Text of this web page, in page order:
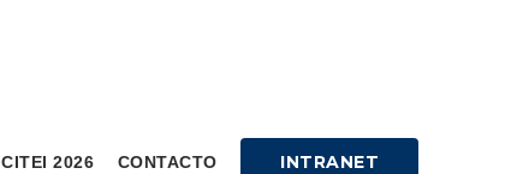
CITEI 2026 CONTACTO INTRANET